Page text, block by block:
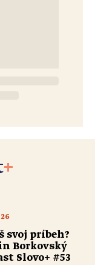
+
svoj príbeh?
Borkovský
Slovo+ #53